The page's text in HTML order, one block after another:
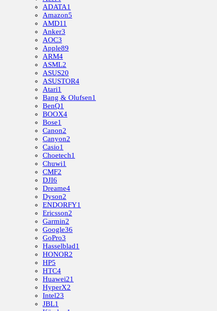
ADATA1
Amazon5
AMD11
Anker3
AOC3
Apple89
ARM4
ASML2
ASUS20
ASUSTOR4
Atari1
Bang & Olufsen1
BenQ1
BOOX4
Bose1
Canon2
Canyon2
Casio1
Choetech1
Chuwi1
CMF2
DJI6
Dreame4
Dyson2
ENDORFY1
Ericsson2
Garmin2
Google36
GoPro3
Hasselblad1
HONOR2
HP5
HTC4
Huawei21
HyperX2
Intel23
JBL1